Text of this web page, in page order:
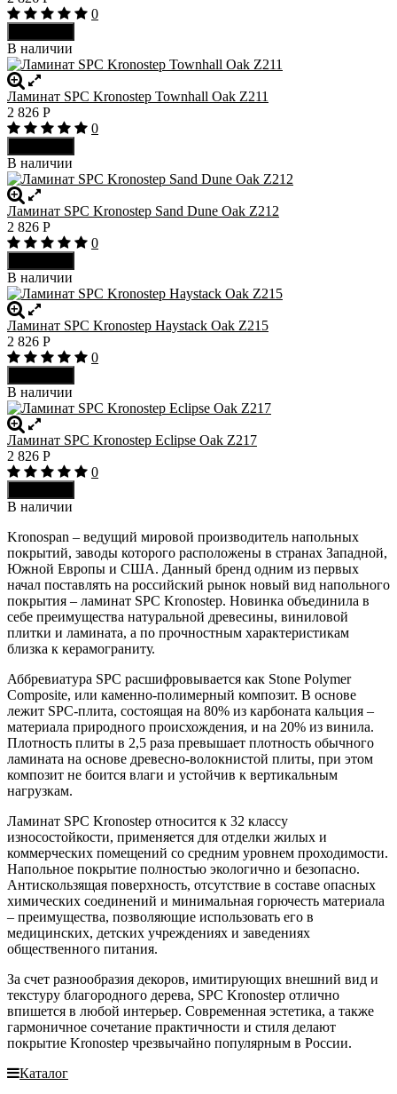
0
В наличии
Ламинат SPC Kronostep Townhall Oak Z211
2 826 Р
0
В наличии
Ламинат SPC Kronostep Sand Dune Oak Z212
2 826 Р
0
В наличии
Ламинат SPC Kronostep Haystack Oak Z215
2 826 Р
0
В наличии
Ламинат SPC Kronostep Eclipse Oak Z217
2 826 Р
0
В наличии
Kronospan – ведущий мировой производитель напольных
покрытий, заводы которого расположены в странах Западной,
Южной Европы и США. Данный бренд одним из первых
начал поставлять на российский рынок новый вид напольного
покрытия – ламинат SPC Kronostep. Новинка объединила в
себе преимущества натуральной древесины, виниловой
плитки и ламината, а по прочностным характеристикам
близка к керамограниту.
Аббревиатура SPC расшифровывается как Stone Polymer
Composite, или каменно-полимерный композит. В основе
лежит SPC-плита, состоящая на 80% из карбоната кальция –
материала природного происхождения, и на 20% из винила.
Плотность плиты в 2,5 раза превышает плотность обычного
ламината на основе древесно-волокнистой плиты, при этом
композит не боится влаги и устойчив к вертикальным
нагрузкам.
Ламинат SPC Kronostep относится к 32 классу
износостойкости, применяется для отделки жилых и
коммерческих помещений со средним уровнем проходимости.
Напольное покрытие полностью экологично и безопасно.
Антискользящая поверхность, отсутствие в составе опасных
химических соединений и минимальная горючесть материала
– преимущества, позволяющие использовать его в
медицинских, детских учреждениях и заведениях
общественного питания.
За счет разнообразия декоров, имитирующих внешний вид и
текстуру благородного дерева, SPC Kronostep отлично
впишется в любой интерьер. Современная эстетика, а также
гармоничное сочетание практичности и стиля делают
покрытие Kronostep чрезвычайно популярным в России.
Каталог